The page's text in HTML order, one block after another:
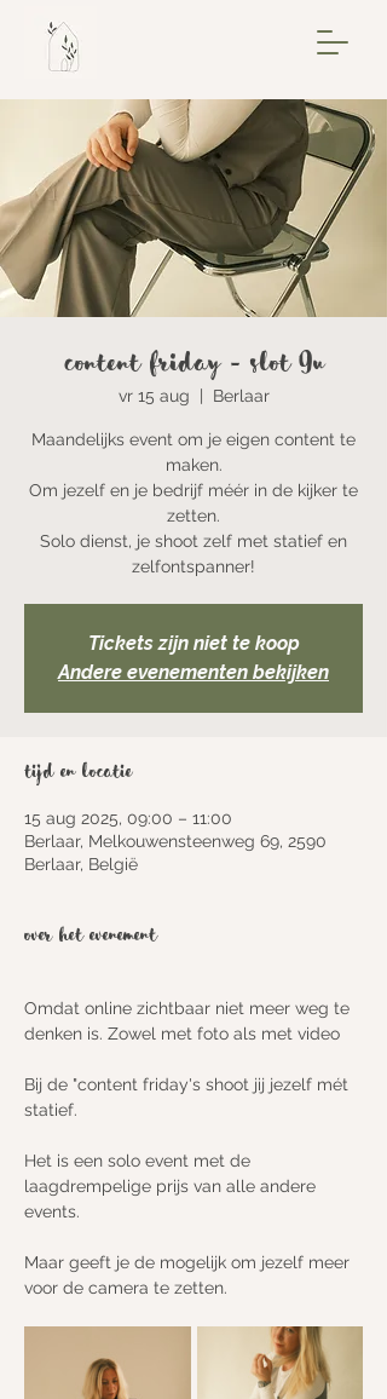
Content Friday - Slot 9u
vr 15 aug Berlaar
Maandelijks event om je eigen content te
maken.
Om jezelf en je bedrijf méér in de kijker te
zetten.
Solo dienst, je shoot zelf met statief en
zelfontspanner!
Tickets zijn niet te koop
Andere evenementen bekijken
Tijd en locatie
15 aug 2025, 09:00 – 11:00
Berlaar, Melkouwensteenweg 69, 2590
Berlaar, België
Over het evenement
Omdat online zichtbaar niet meer weg te
denken is. Zowel met foto als met video
Bij de "content friday's shoot jij jezelf mét
statief.
Het is een solo event met de
laagdrempelige prijs van alle andere
events.
Maar geeft je de mogelijk om jezelf meer
voor de camera te zetten.